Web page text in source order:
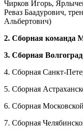
Чирков Игорь,
Реваз Баадурович,
Альбертович)
2. Сборная команда
3. Сборная
4. Сборная Санкт-
5. Сборная
6. Сборная
7. Сборная